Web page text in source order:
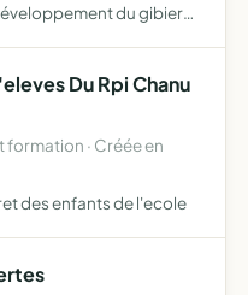
du gibier
Du Rpi Chanu
formation · Créée en
des enfants de l'ecole